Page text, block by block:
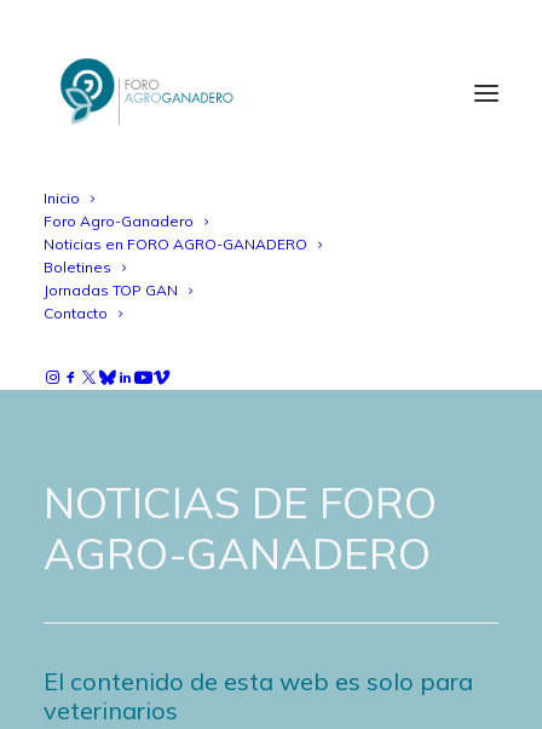
Inicio
Foro Agro-Ganadero
Noticias en FORO AGRO-GANADERO
Boletines
Jornadas TOP GAN
Contacto
NOTICIAS DE FORO
AGRO-GANADERO
El contenido de esta web es solo para
veterinarios